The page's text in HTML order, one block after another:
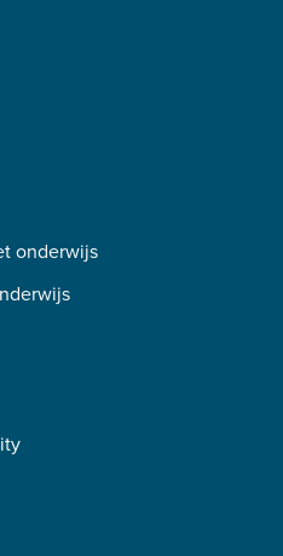
onderwijs